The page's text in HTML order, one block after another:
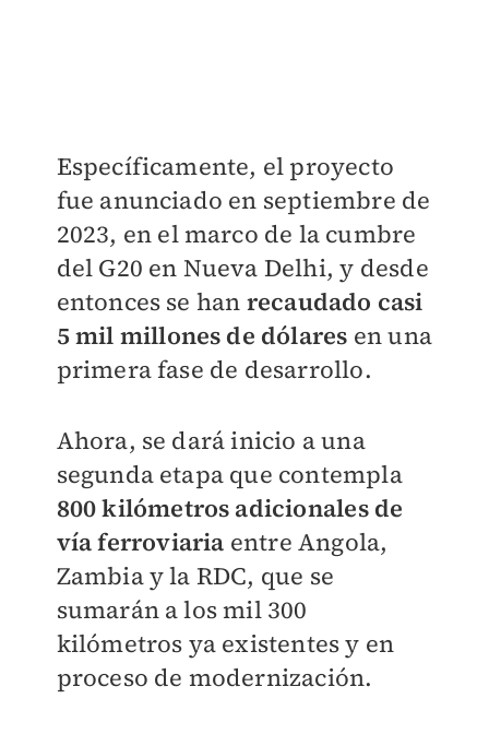
Específicamente, el proyecto
fue anunciado en septiembre de
2023, en el marco de la cumbre
del G20 en Nueva Delhi, y desde
entonces se han recaudado casi
5 mil millones de dólares en una
primera fase de desarrollo.
Ahora, se dará inicio a una
segunda etapa que contempla
800 kilómetros adicionales de
vía ferroviaria entre Angola,
Zambia y la RDC, que se
sumarán a los mil 300
kilómetros ya existentes y en
proceso de modernización.